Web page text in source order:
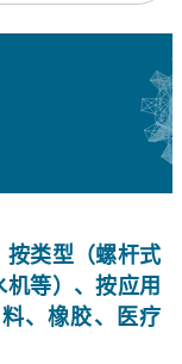
类型（螺杆式
等）、按应用
、橡胶、医疗